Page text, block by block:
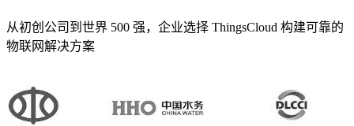
从初创公司到世界 500 强，企业选择 ThingsCloud 构建可靠的
物联网解决方案